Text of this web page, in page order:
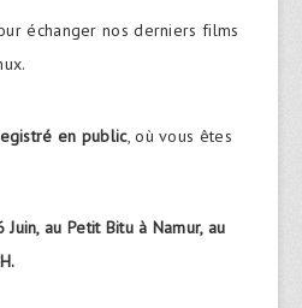
échanger nos derniers films
en public, où vous êtes
Juin, au Petit Bitu à Namur, au